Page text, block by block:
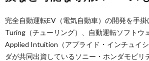
完全自動運転EV（電気自動車）の開発を手
Turing（チューリング）、自動運転ソフトウ
Applied Intuition（アプライド・インチュイ
ダが共同出資しているソニー・ホンダモビリ